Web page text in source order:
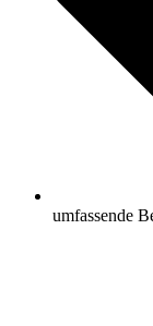
umfassende